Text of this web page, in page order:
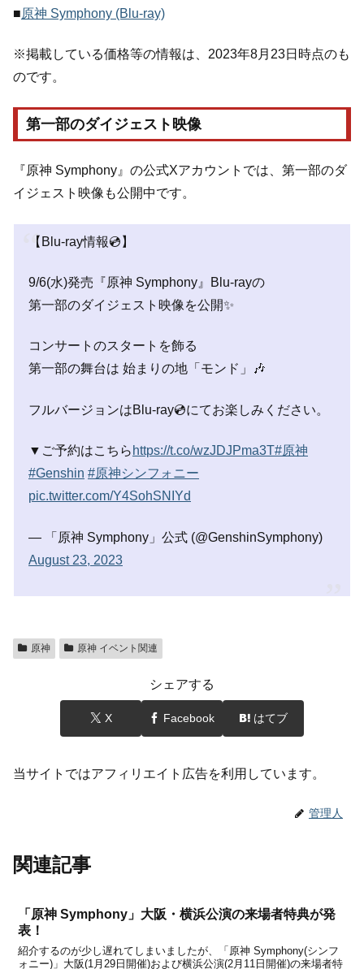
■原神 Symphony (Blu-ray)
※掲載している価格等の情報は、2023年8月23日時点のも
のです。
第一部のダイジェスト映像
『原神 Symphony』の公式Xアカウントでは、第一部のダ
イジェスト映像も公開中です。
【Blu-ray情報💿】
9/6(水)発売『原神 Symphony』Blu-rayの
第一部のダイジェスト映像を公開✨
コンサートのスタートを飾る
第一部の舞台は 始まりの地「モンド」🎶
フルバージョンはBlu-ray💿にてお楽しみください。
▼ご予約はこちら https://t.co/wzJDJPma3T#原神
#Genshin #原神シンフォニー
pic.twitter.com/Y4SohSNIYd
— 「原神 Symphony」公式 (@GenshinSymphony)
August 23, 2023
原神 原神 イベント関連
シェアする
X Facebook はてブ
当サイトではアフィリエイト広告を利用しています。
管理人
関連記事
「原神 Symphony」大阪・横浜公演の来場者特典が発
表！
紹介するのが少し遅れてしまいましたが、「原神 Symphony(シンフ
ォニー)」大阪(1月29日開催)および横浜公演(2月11日開催)の来場者特